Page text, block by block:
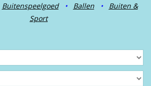
Buitenspeelgoed • Ballen •
Buiten &
Sport